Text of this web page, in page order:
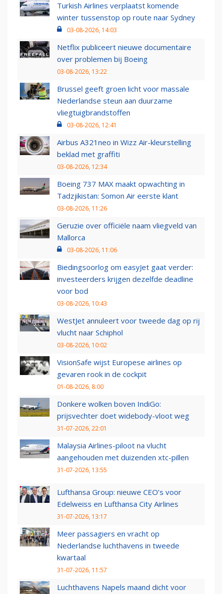
Turkish Airlines verplaatst komende
winter tussenstop op route naar Sydney
03-08-2026, 14:03
Netflix publiceert nieuwe documentaire
over problemen bij Boeing
03-08-2026, 13:22
Brussel geeft groen licht voor massale
Nederlandse steun aan duurzame
vliegtuigbrandstoffen
03-08-2026, 12:41
Airbus A321neo in Wizz Air-kleurstelling
beklad met graffiti
03-08-2026, 12:34
Boeing 737 MAX maakt opwachting in
Tadzjikistan: Somon Air eerste klant
03-08-2026, 11:26
Geruzie over officiële naam vliegveld van
Mallorca
03-08-2026, 11:06
Biedingsoorlog om easyJet gaat verder:
investeerders krijgen dezelfde deadline
voor bod
03-08-2026, 10:43
WestJet annuleert voor tweede dag op rij
vlucht naar Schiphol
03-08-2026, 10:02
VisionSafe wijst Europese airlines op
gevaren rook in de cockpit
01-08-2026, 8:00
Donkere wolken boven IndiGo:
prijsvechter doet widebody-vloot weg
31-07-2026, 22:01
Malaysia Airlines-piloot na vlucht
aangehouden met duizenden xtc-pillen
31-07-2026, 13:55
Lufthansa Group: nieuwe CEO’s voor
Edelweiss en Lufthansa City Airlines
31-07-2026, 13:17
Meer passagiers en vracht op
Nederlandse luchthavens in tweede
kwartaal
31-07-2026, 11:57
Luchthavens Napels maand dicht voor